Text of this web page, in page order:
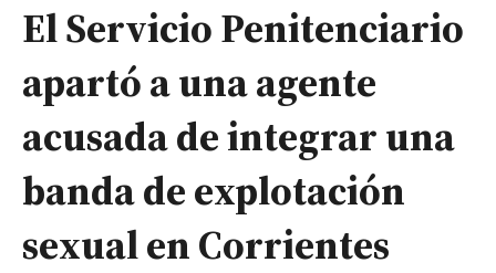
El Servicio Penitenciario
apartó a una agente
acusada de integrar una
banda de explotación
sexual en Corrientes